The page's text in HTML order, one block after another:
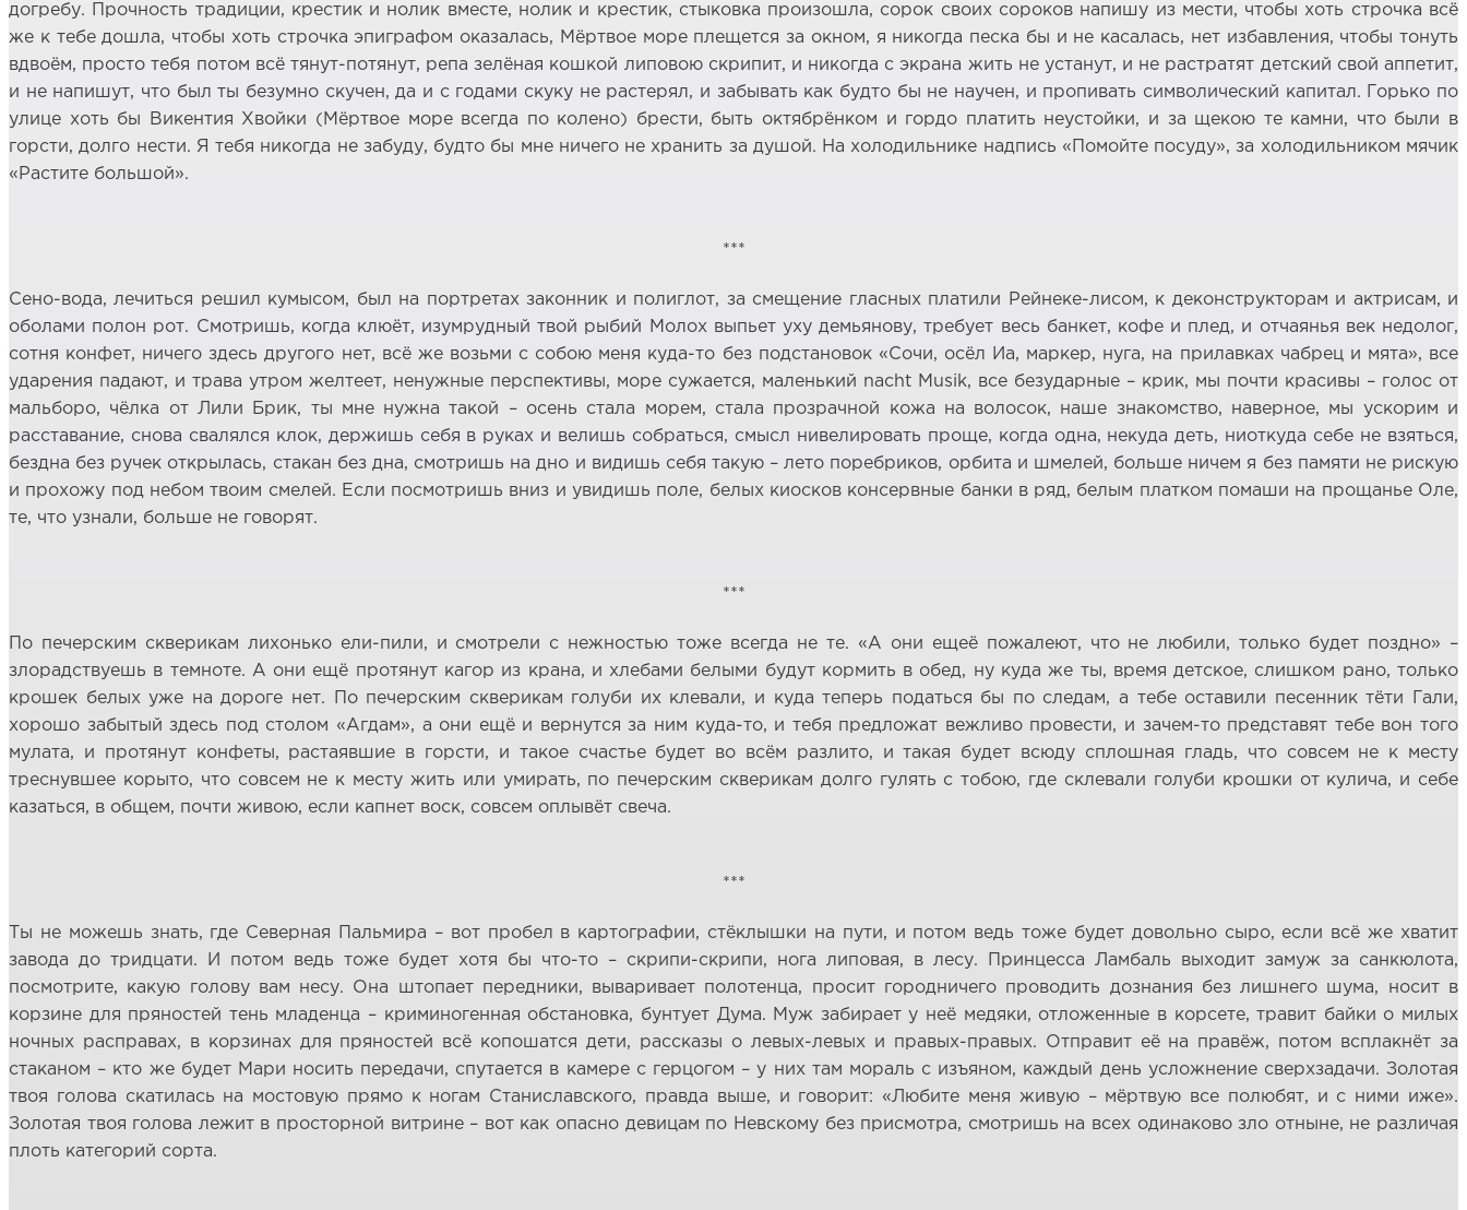
догребу. Прочность традиции, крестик и нолик вместе, нолик и крестик, стыковка произошла, сорок своих сороков напишу из мести, чтобы хоть строчка всё
же к тебе дошла, чтобы хоть строчка эпиграфом оказалась, Мёртвое море плещется за окном, я никогда песка бы и не касалась, нет избавления, чтобы тонуть
вдвоём, просто тебя потом всё тянут-потянут, репа зелёная кошкой липовою скрипит, и никогда с экрана жить не устанут, и не растратят детский свой аппетит,
и не напишут, что был ты безумно скучен, да и с годами скуку не растерял, и забывать как будто бы не научен, и пропивать символический капитал. Горько по
улице хоть бы Викентия Хвойки (Мёртвое море всегда по колено) брести, быть октябрёнком и гордо платить неустойки, и за щекою те камни, что были в
горсти, долго нести. Я тебя никогда не забуду, будто бы мне ничего не хранить за душой. На холодильнике надпись «Помойте посуду», за холодильником мячик
«Растите большой».
***
Сено-вода, лечиться решил кумысом, был на портретах законник и полиглот, за смещение гласных платили Рейнеке-лисом, к деконструкторам и актрисам, и
оболами полон рот. Смотришь, когда клюёт, изумрудный твой рыбий Молох выпьет уху демьянову, требует весь банкет, кофе и плед, и отчаянья век недолог,
сотня конфет, ничего здесь другого нет, всё же возьми с собою меня куда-то без подстановок «Сочи, осёл Иа, маркер, нуга, на прилавках чабрец и мята», все
ударения падают, и трава утром желтеет, ненужные перспективы, море сужается, маленький nacht Musik, все безударные – крик, мы почти красивы – голос от
мальборо, чёлка от Лили Брик, ты мне нужна такой – осень стала морем, стала прозрачной кожа на волосок, наше знакомство, наверное, мы ускорим и
расставание, снова свалялся клок, держишь себя в руках и велишь собраться, смысл нивелировать проще, когда одна, некуда деть, ниоткуда себе не взяться,
бездна без ручек открылась, стакан без дна, смотришь на дно и видишь себя такую – лето поребриков, орбита и шмелей, больше ничем я без памяти не рискую
и прохожу под небом твоим смелей. Если посмотришь вниз и увидишь поле, белых киосков консервные банки в ряд, белым платком помаши на прощанье Оле,
те, что узнали, больше не говорят.
***
По печерским скверикам лихонько ели-пили, и смотрели с нежностью тоже всегда не те. «А они ещеё пожалеют, что не любили, только будет поздно» –
злорадствуешь в темноте. А они ещё протянут кагор из крана, и хлебами белыми будут кормить в обед, ну куда же ты, время детское, слишком рано, только
крошек белых уже на дороге нет. По печерским скверикам голуби их клевали, и куда теперь податься бы по следам, а тебе оставили песенник тёти Гали,
хорошо забытый здесь под столом «Агдам», а они ещё и вернутся за ним куда-то, и тебя предложат вежливо провести, и зачем-то представят тебе вон того
мулата, и протянут конфеты, растаявшие в горсти, и такое счастье будет во всём разлито, и такая будет всюду сплошная гладь, что совсем не к месту
треснувшее корыто, что совсем не к месту жить или умирать, по печерским скверикам долго гулять с тобою, где склевали голуби крошки от кулича, и себе
казаться, в общем, почти живою, если капнет воск, совсем оплывёт свеча.
***
Ты не можешь знать, где Северная Пальмира – вот пробел в картографии, стёклышки на пути, и потом ведь тоже будет довольно сыро, если всё же хватит
завода до тридцати. И потом ведь тоже будет хотя бы что-то – скрипи-скрипи, нога липовая, в лесу. Принцесса Ламбаль выходит замуж за санкюлота,
посмотрите, какую голову вам несу. Она штопает передники, вываривает полотенца, просит городничего проводить дознания без лишнего шума, носит в
корзине для пряностей тень младенца – криминогенная обстановка, бунтует Дума. Муж забирает у неё медяки, отложенные в корсете, травит байки о милых
ночных расправах, в корзинах для пряностей всё копошатся дети, рассказы о левых-левых и правых-правых. Отправит её на правёж, потом всплакнёт за
стаканом – кто же будет Мари носить передачи, спутается в камере с герцогом – у них там мораль с изъяном, каждый день усложнение сверхзадачи. Золотая
твоя голова скатилась на мостовую прямо к ногам Станиславского, правда выше, и говорит: «Любите меня живую – мёртвую все полюбят, и с ними иже».
Золотая твоя голова лежит в просторной витрине – вот как опасно девицам по Невскому без присмотра, смотришь на всех одинаково зло отныне, не различая
плоть категорий сорта.